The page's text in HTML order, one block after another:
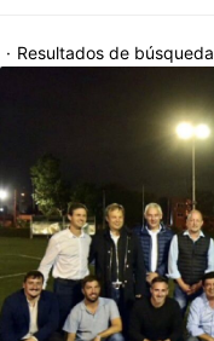
BUENOS AIRES
PROVINCIAS
ELECCIONES 2023
Resultados de búsqueda
·